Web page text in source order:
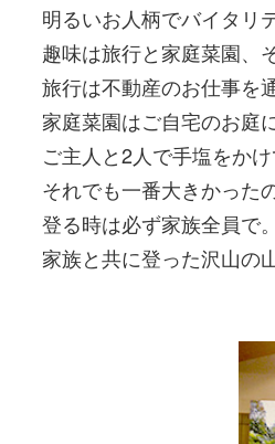
明るいお人柄でバイタリ
趣味は旅行と家庭菜園、
旅行は不動産のお仕事を
家庭菜園はご自宅のお庭に
ご主人と2人で手塩をか
それでも一番大きかった
登る時は必ず家族全員で。
家族と共に登った沢山の